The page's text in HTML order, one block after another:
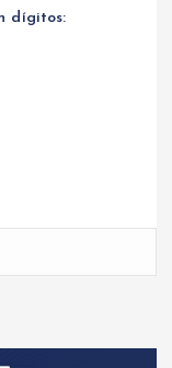
dígitos: